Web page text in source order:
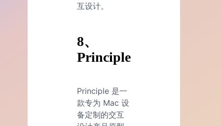
互设计。
8、
Principle
Principle 是一
款专为 Mac 设
备定制的交互